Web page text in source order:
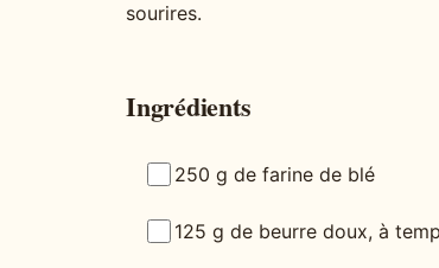
sourires.
Ingrédients
250 g de farine de blé
125 g de beurre doux, à